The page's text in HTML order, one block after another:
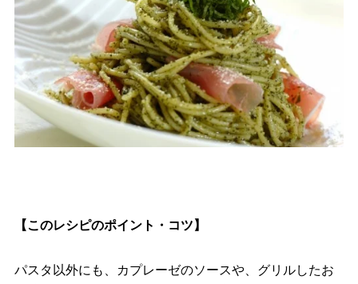
【このレシピのポイント・コツ】
パスタ以外にも、カプレーゼのソースや、グリルしたお